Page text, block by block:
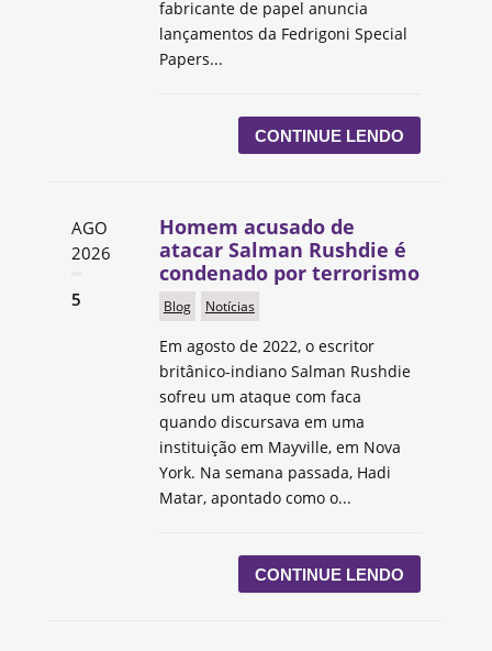
fabricante de papel anuncia
lançamentos da Fedrigoni Special
Papers...
CONTINUE LENDO
AGO
2026
5
Homem acusado de
atacar Salman Rushdie é
condenado por terrorismo
Blog Notícias
Em agosto de 2022, o escritor
britânico-indiano Salman Rushdie
sofreu um ataque com faca
quando discursava em uma
instituição em Mayville, em Nova
York. Na semana passada, Hadi
Matar, apontado como o...
CONTINUE LENDO